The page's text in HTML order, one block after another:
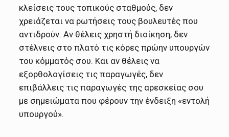
κλείσεις τους τοπικούς σταθμούς, δεν
χρειάζεται να ρωτήσεις τους βουλευτές που
αντιδρούν. Αν θέλεις χρηστή διοίκηση, δεν
στέλνεις στο πλατό τις κόρες πρώην υπουργών
του κόμματός σου. Και αν θέλεις να
εξορθολογίσεις τις παραγωγές, δεν
επιβάλλεις τις παραγωγές της αρεσκείας σου
με σημειώματα που φέρουν την ένδειξη «εντολή
υπουργού».